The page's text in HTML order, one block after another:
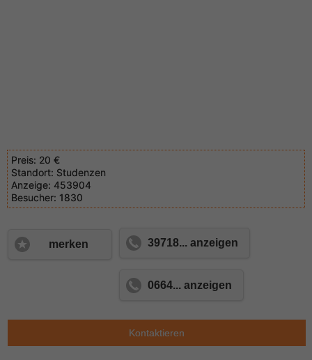
Preis: 20 €
Standort: Studenzen
Anzeige: 453904
Besucher: 1830
merken 39718... anzeigen
0664... anzeigen
Kontaktieren